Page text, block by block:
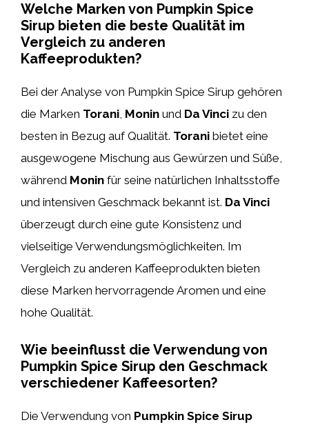
Welche Marken von Pumpkin Spice
Sirup bieten die beste Qualität im
Vergleich zu anderen
Kaffeeprodukten?
Bei der Analyse von Pumpkin Spice Sirup gehören
die Marken Torani, Monin und Da Vinci zu den
besten in Bezug auf Qualität. Torani bietet eine
ausgewogene Mischung aus Gewürzen und Süße,
während Monin für seine natürlichen Inhaltsstoffe
und intensiven Geschmack bekannt ist. Da Vinci
überzeugt durch eine gute Konsistenz und
vielseitige Verwendungsmöglichkeiten. Im
Vergleich zu anderen Kaffeeprodukten bieten
diese Marken hervorragende Aromen und eine
hohe Qualität.
Wie beeinflusst die Verwendung von
Pumpkin Spice Sirup den Geschmack
verschiedener Kaffeesorten?
Die Verwendung von Pumpkin Spice Sirup